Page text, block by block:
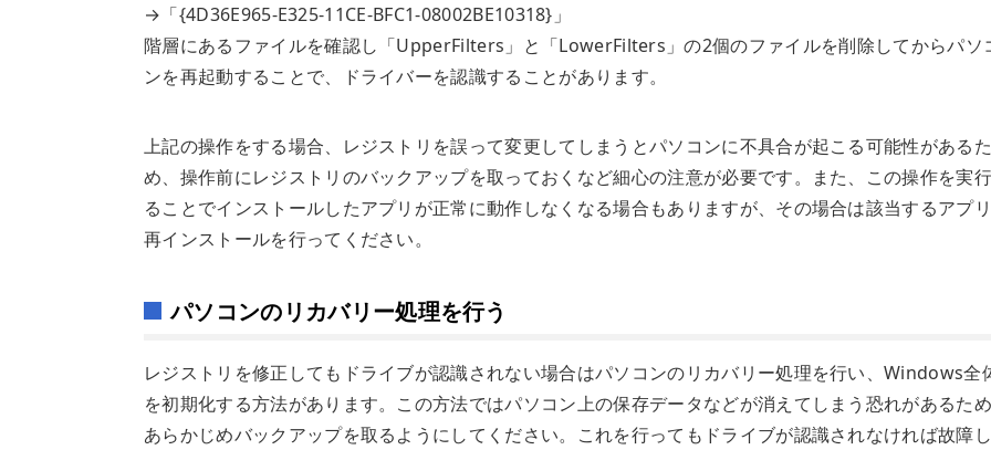
→「{4D36E965-E325-11CE-BFC1-08002BE10318}」
階層にあるファイルを確認し「UpperFilters」と「LowerFilters」の2個のファイルを削除してからパソ
ンを再起動することで、ドライバーを認識することがあります。
上記の操作をする場合、レジストリを誤って変更してしまうとパソコンに不具合が起こる可能性がある
め、操作前にレジストリのバックアップを取っておくなど細心の注意が必要です。また、この操作を実
ることでインストールしたアプリが正常に動作しなくなる場合もありますが、その場合は該当するアプ
再インストールを行ってください。
パソコンのリカバリー処理を行う
レジストリを修正してもドライブが認識されない場合はパソコンのリカバリー処理を行い、Windows全
を初期化する方法があります。この方法ではパソコン上の保存データなどが消えてしまう恐れがあるた
あらかじめバックアップを取るようにしてください。これを行ってもドライブが認識されなければ故障